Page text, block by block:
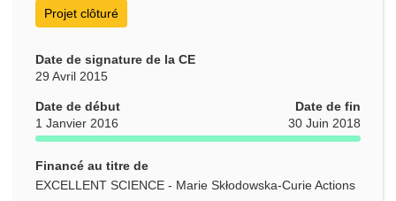
Projet clôturé
Date de signature de la CE
29 Avril 2015
Date de début
1 Janvier 2016
Date de fin
30 Juin 2018
Financé au titre de
EXCELLENT SCIENCE - Marie Skłodowska-Curie Actions